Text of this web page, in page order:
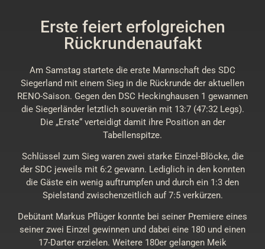
Erste feiert erfolgreichen
Rückrundenaufakt
Am Samstag startete die erste Mannschaft des SDC
Siegerland mit einem Sieg in die Rückrunde der aktuellen
RENO-Saison. Gegen den DSC Heckinghausen 1 gewannen
die Siegerländer letztlich souverän mit 13:7 (47:32 Legs).
Die „Erste“ verteidigt damit ihre Position an der
Tabellenspitze.
Schlüssel zum Sieg waren zwei starke Einzel-Blöcke, die
der SDC jeweils mit 6:2 gewann. Lediglich in den konnten
die Gäste ein wenig auftrumpfen und durch ein 1:3 den
Spielstand zwischenzeitlich auf 7:5 verkürzen.
Debütant Markus Pflüger konnte bei seiner Premiere eines
seiner zwei Einzel gewinnen und dabei eine 180 und einen
17-Darter erzielen. Weitere 180er gelangen Meik